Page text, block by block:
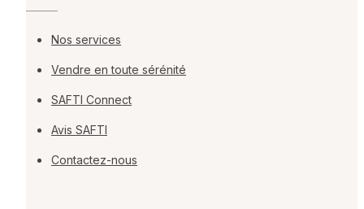
Nos services
Vendre en toute sérénité
SAFTI Connect
Avis SAFTI
Contactez-nous